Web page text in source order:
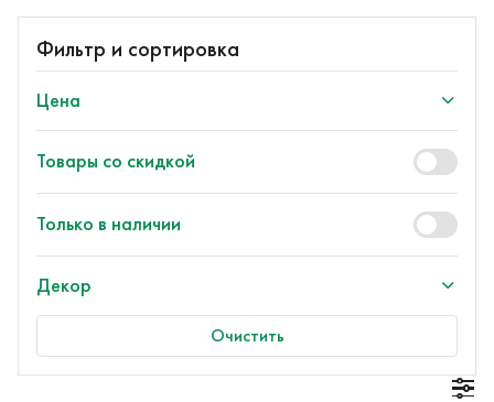
Фильтр и сортировка
Цена
Товары со скидкой
Только в наличии
Декор
Очистить